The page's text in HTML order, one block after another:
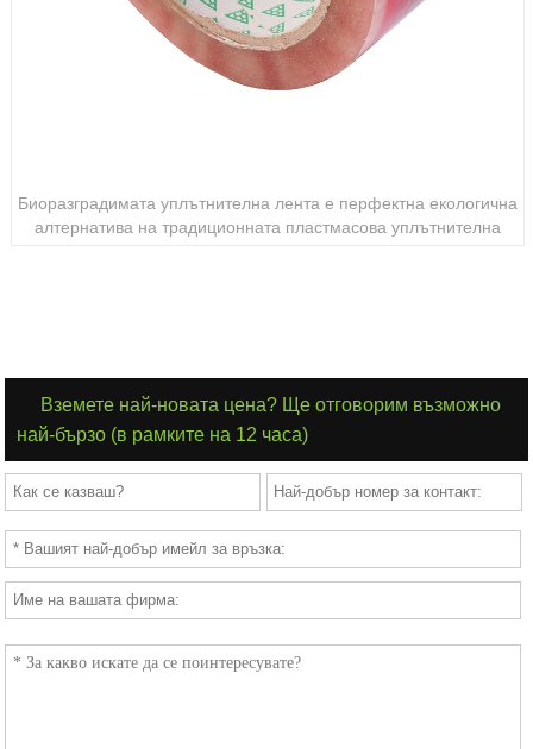
лента
Биоразградимата уплътнителна лента е перфектна екологична
алтернатива на традиционната пластмасова уплътнителна
възобновяем, рециклируем и устойчив 3. Отлична здравина,
адхезия и издръжливост. 4. Възможност за печат.
Вземете най-новата цена? Ще отговорим възможно
най-бързо (в рамките на 12 часа)